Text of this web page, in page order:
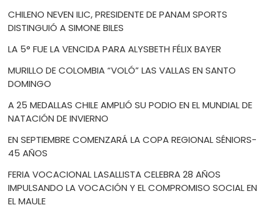
CHILENO NEVEN ILIC, PRESIDENTE DE PANAM SPORTS
DISTINGUIÓ A SIMONE BILES
LA 5° FUE LA VENCIDA PARA ALYSBETH FÉLIX BAYER
MURILLO DE COLOMBIA “VOLÓ” LAS VALLAS EN SANTO
DOMINGO
A 25 MEDALLAS CHILE AMPLIÓ SU PODIO EN EL MUNDIAL DE
NATACIÓN DE INVIERNO
EN SEPTIEMBRE COMENZARÁ LA COPA REGIONAL SÉNIORS-
45 AÑOS
FERIA VOCACIONAL LASALLISTA CELEBRA 28 AÑOS
IMPULSANDO LA VOCACIÓN Y EL COMPROMISO SOCIAL EN
EL MAULE